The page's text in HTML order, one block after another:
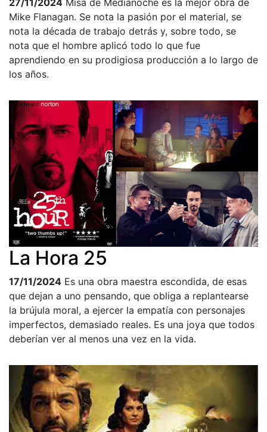
Mike Flanagan. Se nota la pasión por el material, se
nota la década de trabajo detrás y, sobre todo, se
nota que el hombre aplicó todo lo que fue
aprendiendo en su prodigiosa producción a lo largo de
los años.
La Hora 25
17/11/2024 Es una obra maestra escondida, de esas
que dejan a uno pensando, que obliga a replantearse
la brújula moral, a ejercer la empatía con personajes
imperfectos, demasiado reales. Es una joya que todos
deberían ver al menos una vez en la vida.